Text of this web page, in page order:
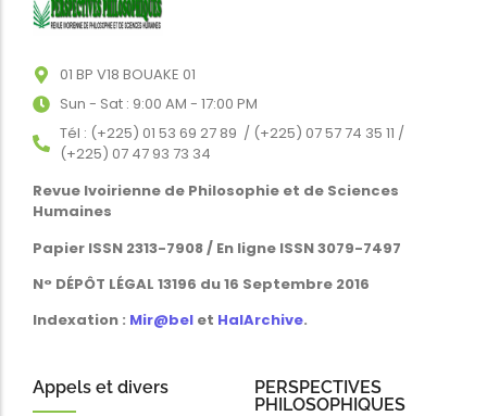
01 BP V18 BOUAKE 01
Sun - Sat : 9:00 AM - 17:00 PM
Tél : (+225) 01 53 69 27 89 / (+225) 07 57 74 35 11 /
(+225) 07 47 93 73 34
Revue Ivoirienne de Philosophie et de Sciences
Humaines
Papier ISSN 2313-7908 / En ligne ISSN 3079-7497
N° DÉPÔT LÉGAL 13196 du 16 Septembre 2016
Indexation : Mir@bel et HalArchive.
Appels et divers
PERSPECTIVES
PHILOSOPHIQUES